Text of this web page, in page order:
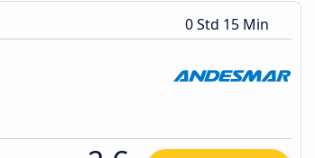
0 Std 15 Min